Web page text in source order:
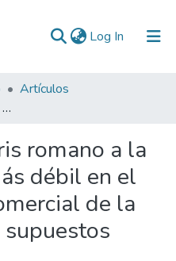
Log In (current)
Artículos
Del favor debitoris romano a la protección del más débil en el Código Civil y Comercial de la Nación. Algunos supuestos
romano a la
débil en el
de la